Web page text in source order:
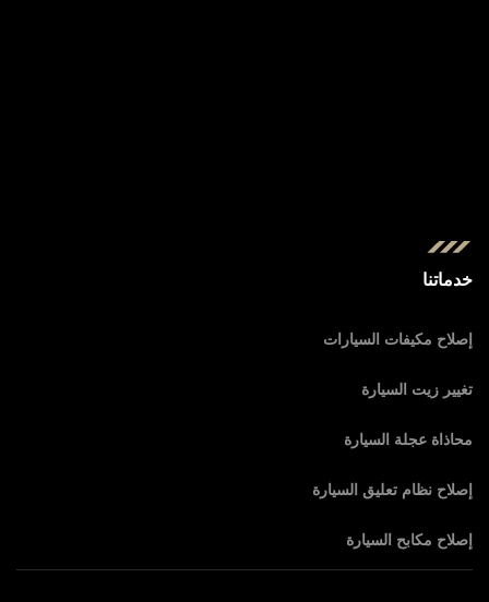
خدماتنا
إصلاح مكيفات السيارات
تغيير زيت السيارة
محاذاة عجلة السيارة
إصلاح نظام تعليق السيارة
إصلاح مكابح السيارة